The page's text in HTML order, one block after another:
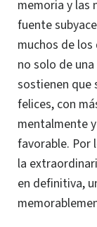
memoria y las
fuente
muchos de
no solo de
sostienen que
felices, con
mentalmente
favorable. Por
la
en definitiva,